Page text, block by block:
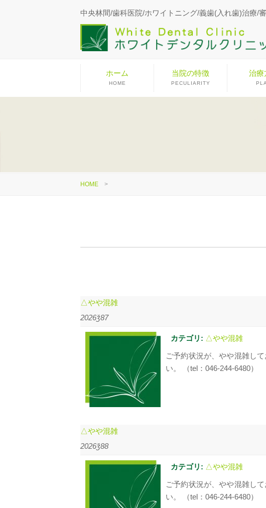
中央林間/歯科医院/ホワイトニング/義歯(入れ歯)治療/
ホーム
HOME
当院の特徴
PECULIARITY
治療
HOME >
△やや混雑
2026ǯ87
カテゴリ: △やや混雑
ご予約状況が、やや混雑し
い。 （tel：046-244-6480）
△やや混雑
2026ǯ88
カテゴリ: △やや混雑
ご予約状況が、やや混雑し
い。 （tel：046-244-6480）